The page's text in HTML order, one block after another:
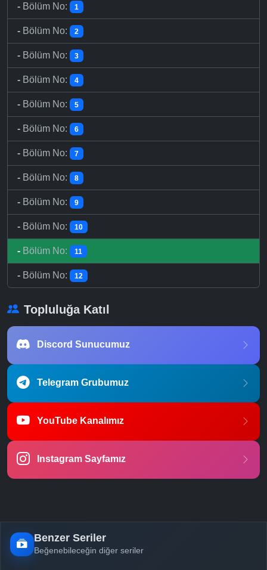
- Bölüm No: 1
- Bölüm No: 2
- Bölüm No: 3
- Bölüm No: 4
- Bölüm No: 5
- Bölüm No: 6
- Bölüm No: 7
- Bölüm No: 8
- Bölüm No: 9
- Bölüm No: 10
- Bölüm No: 11
- Bölüm No: 12
Topluluğa Katıl
Discord Sunucumuz
Telegram Grubumuz
YouTube Kanalımız
Instagram Sayfamız
Benzer Seriler
Beğenebileceğin diğer seriler